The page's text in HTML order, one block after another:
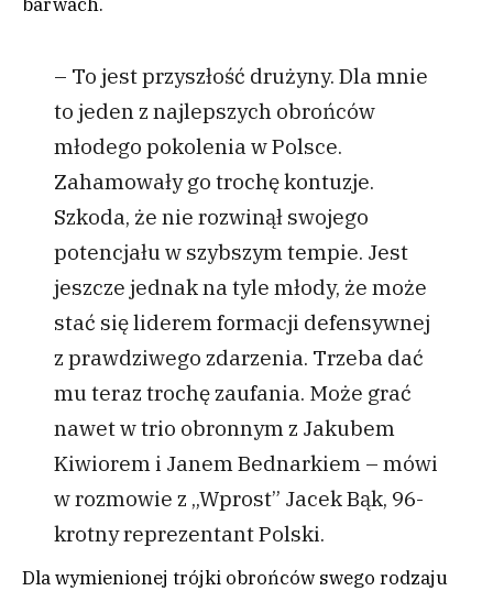
– To jest przyszłość drużyny. Dla mnie
to jeden z najlepszych obrońców
młodego pokolenia w Polsce.
Zahamowały go trochę kontuzje.
Szkoda, że nie rozwinął swojego
potencjału w szybszym tempie. Jest
jeszcze jednak na tyle młody, że może
stać się liderem formacji defensywnej
z prawdziwego zdarzenia. Trzeba dać
mu teraz trochę zaufania. Może grać
nawet w trio obronnym z Jakubem
Kiwiorem i Janem Bednarkiem – mówi
w rozmowie z „Wprost” Jacek Bąk, 96-
krotny reprezentant Polski.
Dla wymienionej trójki obrońców swego rodzaju